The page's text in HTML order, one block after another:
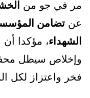
مر في جو من
عن تضامن
الشهداء، مؤكدا أن
وإخلاص سيظل
فخر واعتزاز لكل